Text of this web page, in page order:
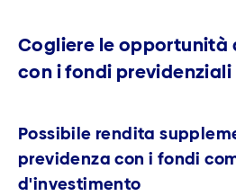
Cogliere le opportunità
con i fondi previdenziali
Possibile rendita
previdenza con i fondi
d'investimento